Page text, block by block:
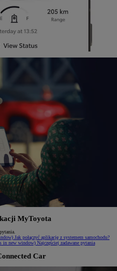
MyToyota
Jak połączyć aplikację z systemem samochodu?
in new window) Najczęściej zadawane pytania
Car